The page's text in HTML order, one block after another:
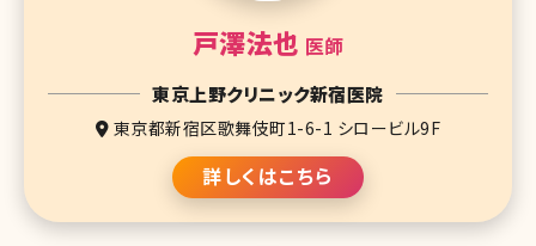
戸澤法也 医師
東京上野クリニック新宿医院
東京都新宿区歌舞伎町1-6-1 シロービル9F
詳しくはこちら